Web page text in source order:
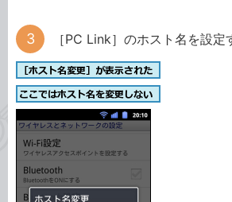
［PC Link］のホスト名を設定